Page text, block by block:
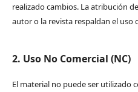
realizado cambios. La atribución
autor o la revista respaldan el uso
2. Uso No Comercial (NC)
El material no puede ser utilizado